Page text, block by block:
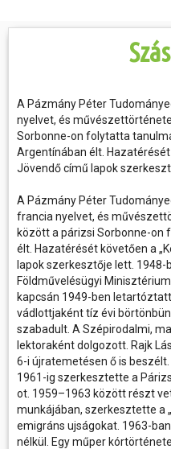
A Pázmány Péter
nyelvet, és
Sorbonne-on folytatta
Argentínában élt.
Jövendő című lapok
A Pázmány Péter
francia nyelvet, és
között a párizsi Sorbonne-on
élt. Hazatérését követően a
lapok szerkesztője lett. 1948-
Földművelésügyi
kapcsán 1949-ben
vádlottjaként tíz évi
szabadult. A Szépirodalmi,
lektoraként dolgozott. Rajk
6-i újratemetésen ő is
1961-ig szerkesztette a
ot. 1959–1963 között részt
munkájában, szerkesztette a
emigráns ujságokat. 1963-
nélkül. Egy műper